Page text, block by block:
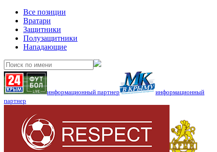
Все позиции
Вратари
Защитники
Полузащитники
Нападающие
информационный партнер
информационный
партнер